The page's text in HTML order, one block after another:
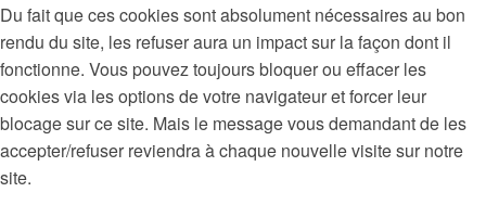
Du fait que ces cookies sont absolument nécessaires au bon
rendu du site, les refuser aura un impact sur la façon dont il
fonctionne. Vous pouvez toujours bloquer ou effacer les
cookies via les options de votre navigateur et forcer leur
blocage sur ce site. Mais le message vous demandant de les
accepter/refuser reviendra à chaque nouvelle visite sur notre
site.